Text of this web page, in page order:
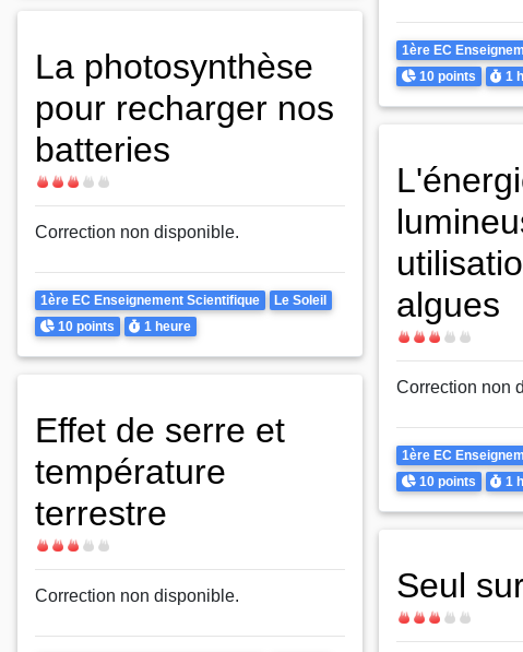
Theme
1ère EC
Points
10 points 1
La photosynthèse
pour recharger nos
batteries
Difficulté
Correction non disponible.
Theme
1ère EC Enseignement Scientifique Le Soleil
Points
10 points Durée
1 heure
algues
Difficulté
Correction non
Theme
1ère EC
Points
10 points 1
Effet de serre et
température
terrestre
Difficulté
Correction non disponible. Seul
Difficulté